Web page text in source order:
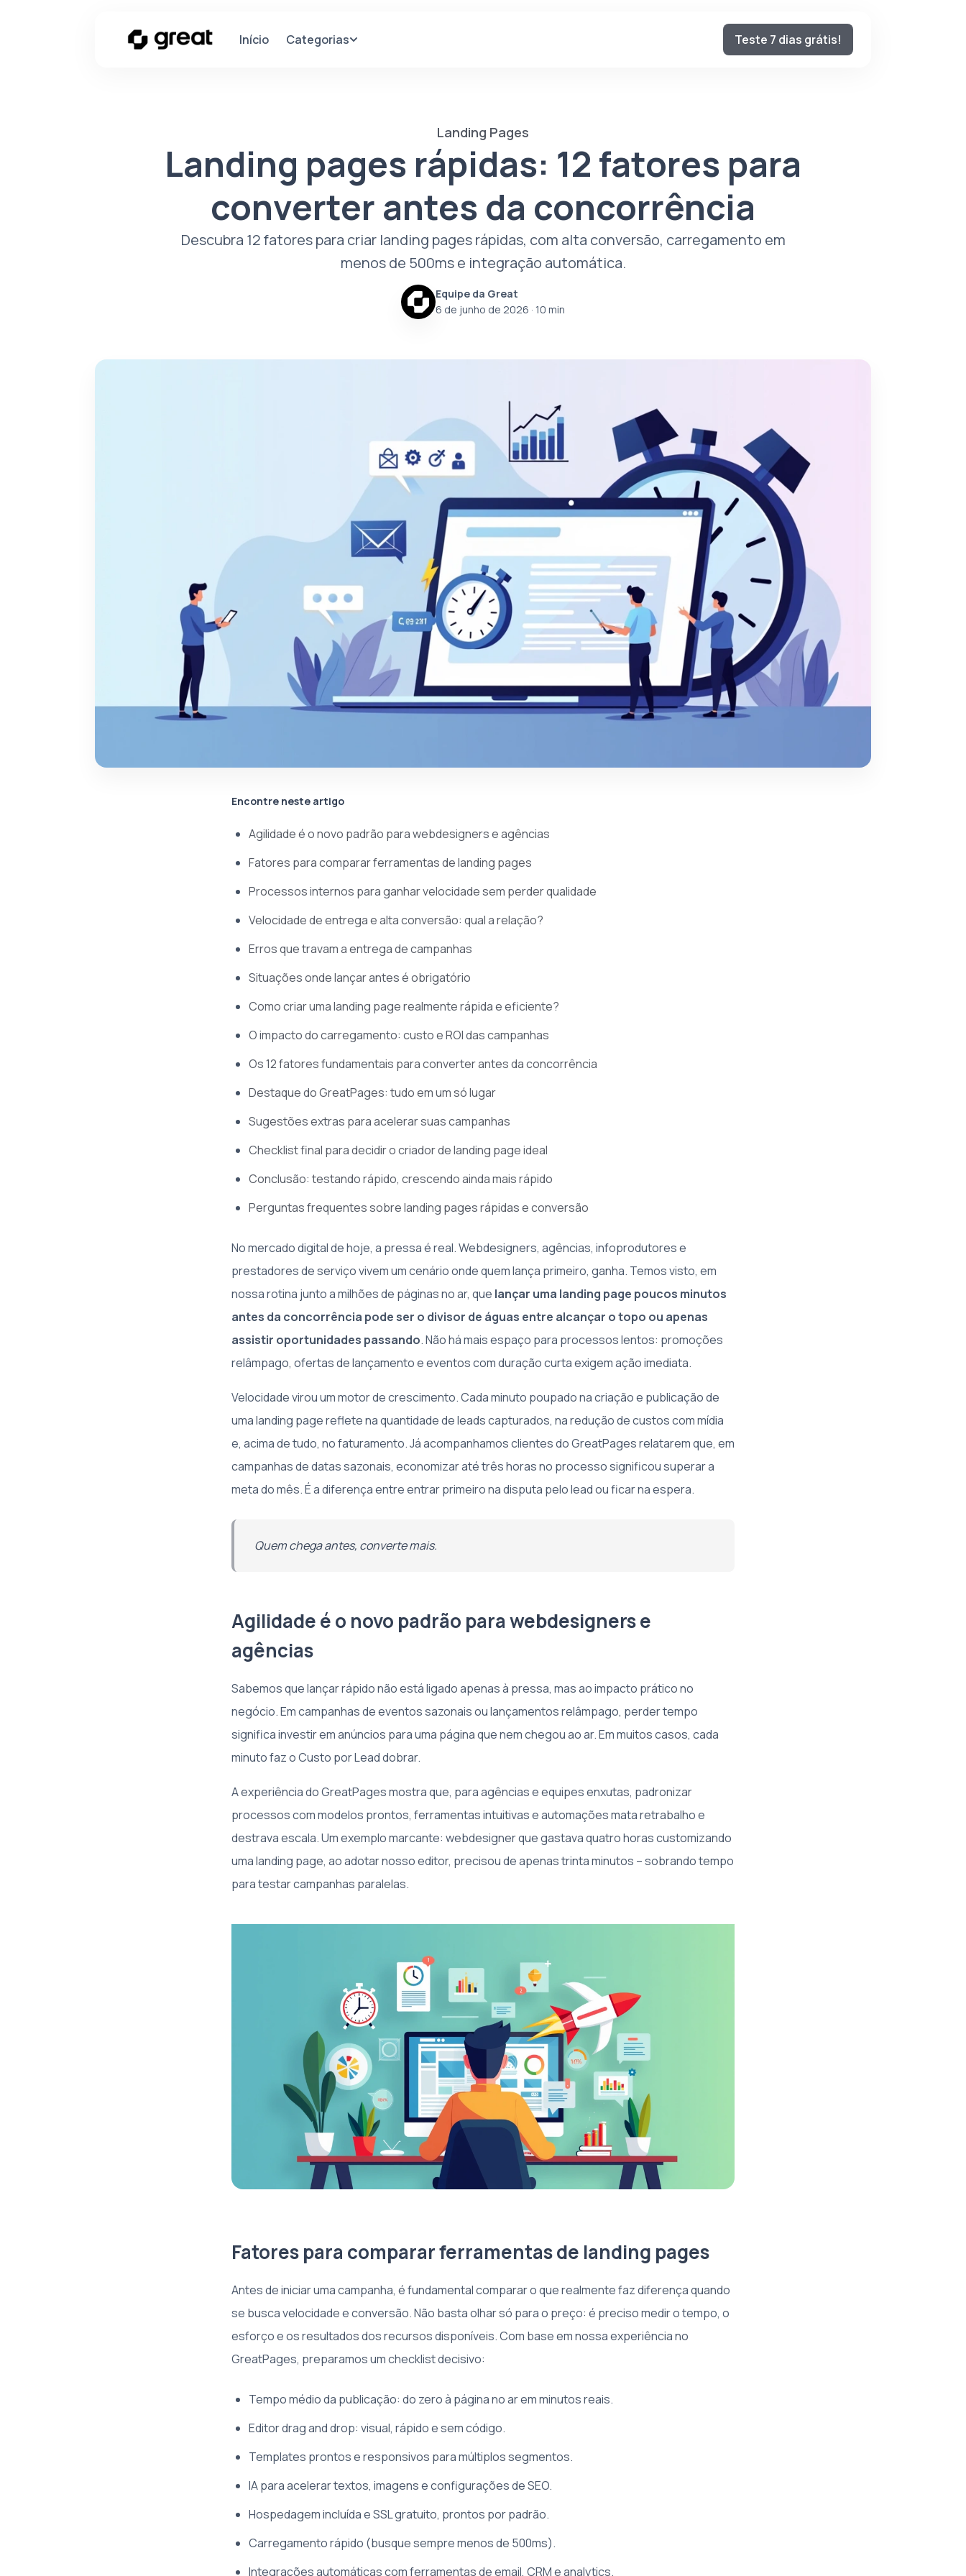
Início Categorias Teste 7 dias grátis!
Landing Pages
Landing pages rápidas: 12 fatores para
converter antes da concorrência
Descubra 12 fatores para criar landing pages rápidas, com alta conversão, carregamento em
menos de 500ms e integração automática.
Equipe da Great
6 de junho de 2026 · 10 min
Encontre neste artigo
Agilidade é o novo padrão para webdesigners e agências
Fatores para comparar ferramentas de landing pages
Processos internos para ganhar velocidade sem perder qualidade
Velocidade de entrega e alta conversão: qual a relação?
Erros que travam a entrega de campanhas
Situações onde lançar antes é obrigatório
Como criar uma landing page realmente rápida e eficiente?
O impacto do carregamento: custo e ROI das campanhas
Os 12 fatores fundamentais para converter antes da concorrência
Destaque do GreatPages: tudo em um só lugar
Sugestões extras para acelerar suas campanhas
Checklist final para decidir o criador de landing page ideal
Conclusão: testando rápido, crescendo ainda mais rápido
Perguntas frequentes sobre landing pages rápidas e conversão
No mercado digital de hoje, a pressa é real. Webdesigners, agências, infoprodutores e
prestadores de serviço vivem um cenário onde quem lança primeiro, ganha. Temos visto, em
nossa rotina junto a milhões de páginas no ar, que lançar uma landing page poucos minutos
antes da concorrência pode ser o divisor de águas entre alcançar o topo ou apenas
assistir oportunidades passando. Não há mais espaço para processos lentos: promoções
relâmpago, ofertas de lançamento e eventos com duração curta exigem ação imediata.
Velocidade virou um motor de crescimento. Cada minuto poupado na criação e publicação de
uma landing page reflete na quantidade de leads capturados, na redução de custos com mídia
e, acima de tudo, no faturamento. Já acompanhamos clientes do GreatPages relatarem que, em
campanhas de datas sazonais, economizar até três horas no processo significou superar a
meta do mês. É a diferença entre entrar primeiro na disputa pelo lead ou ficar na espera.
Quem chega antes, converte mais.
Agilidade é o novo padrão para webdesigners e
agências
Sabemos que lançar rápido não está ligado apenas à pressa, mas ao impacto prático no
negócio. Em campanhas de eventos sazonais ou lançamentos relâmpago, perder tempo
significa investir em anúncios para uma página que nem chegou ao ar. Em muitos casos, cada
minuto faz o Custo por Lead dobrar.
A experiência do GreatPages mostra que, para agências e equipes enxutas, padronizar
processos com modelos prontos, ferramentas intuitivas e automações mata retrabalho e
destrava escala. Um exemplo marcante: webdesigner que gastava quatro horas customizando
uma landing page, ao adotar nosso editor, precisou de apenas trinta minutos – sobrando tempo
para testar campanhas paralelas.
Fatores para comparar ferramentas de landing pages
Antes de iniciar uma campanha, é fundamental comparar o que realmente faz diferença quando
se busca velocidade e conversão. Não basta olhar só para o preço: é preciso medir o tempo, o
esforço e os resultados dos recursos disponíveis. Com base em nossa experiência no
GreatPages, preparamos um checklist decisivo:
Tempo médio da publicação: do zero à página no ar em minutos reais.
Editor drag and drop: visual, rápido e sem código.
Templates prontos e responsivos para múltiplos segmentos.
IA para acelerar textos, imagens e configurações de SEO.
Hospedagem incluída e SSL gratuito, prontos por padrão.
Carregamento rápido (busque sempre menos de 500ms).
Integrações automáticas com ferramentas de email, CRM e analytics.